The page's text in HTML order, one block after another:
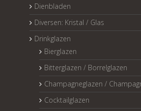
Dienbladen
Diversen: Kristal / Glas
Drinkglazen
Bierglazen
Bitterglazen / Borrelglazen
Champagneglazen /
Cocktailglazen